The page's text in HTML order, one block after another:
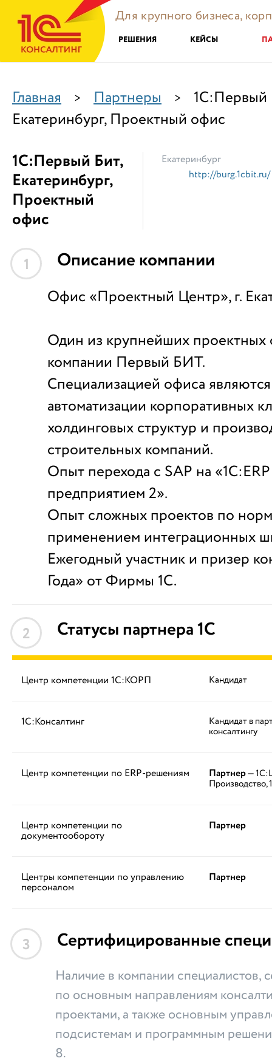
Для крупного бизнеса,
РЕШЕНИЯ КЕЙСЫ
Главная > Партнеры >
1С:Первый
Екатеринбург, Проектный офис
1С:Первый Бит,
Екатеринбург,
Проектный
офис
Екатеринбург
http://burg.1cbit.ru/
1 Описание компании
Офис «Проектный Центр», г.
Один из крупнейших проектных
компании Первый БИТ.
Специализацией офиса
автоматизации корпоративных
холдинговых структур и
строительных компаний.
Опыт перехода с SAP на
предприятием 2».
Опыт сложных проектов по
применением интеграционных
Ежегодный участник и призер
Года» от Фирмы 1С.
2 Статусы партнера 1С
Центр компетенции 1С:КОРП Кандидат
1С:Консалтинг Кандидат в
консалтингу
Центр компетенции по ERP-решениям Партнер—
Производство,
Центр компетенции по
документообороту
Партнер
Центры компетенции по управлению
персоналом
Партнер
3 Сертифицированные
Наличие в компании специалистов,
по основным направлениям
проектами, а также основным
подсистемам и программным
8.